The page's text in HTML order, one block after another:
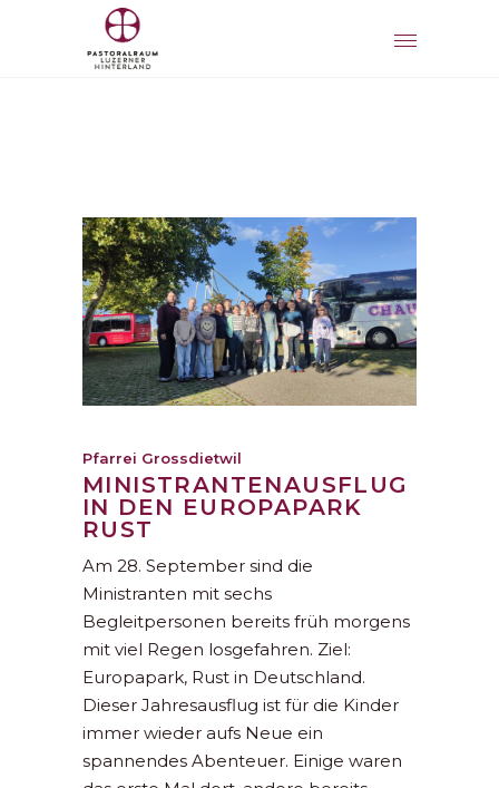
Pfarrei Grossdietwil
MINISTRANTENAUSFLUG
IN DEN EUROPAPARK
RUST
Am 28. September sind die
Ministranten mit sechs
Begleitpersonen bereits früh morgens
mit viel Regen losgefahren. Ziel:
Europapark, Rust in Deutschland.
Dieser Jahresausflug ist für die Kinder
immer wieder aufs Neue ein
spannendes Abenteuer. Einige waren